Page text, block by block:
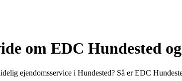
om EDC Hundested
ejendomsservice i Hundested? Så er EDC